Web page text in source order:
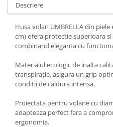
Vopsitorie, Chituri si Adezivi
Curatare si Detailing Exterior
Articole Auto Sezoniere
Produse de Iarna
Cabluri Pornire
Produse de Vara
Blog
Descriere
Husa volan UMBRELLA din
cm) ofera protectie superioara
combinand eleganta cu
Materialul ecologic de inalta
transpirație, asigura un grip
conditii de caldura intensa.
Proiectata pentru volane cu
adapteaza perfect fara a
ergonomia.